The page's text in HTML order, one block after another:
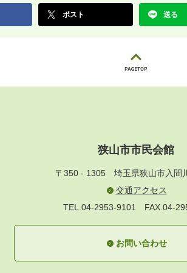
ポスト 送る
狭山市市民会館
〒350 - 1305 埼玉県狭山市入間
交通アクセス
TEL.04-2953-9101 FAX.04-
お問い合わせ